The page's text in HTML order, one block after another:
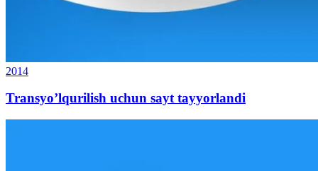
2014
Transyo’lqurilish uchun sayt tayyorlandi